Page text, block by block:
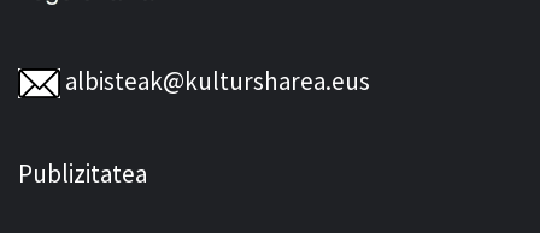
albisteak@kultursharea.eus
Publizitatea